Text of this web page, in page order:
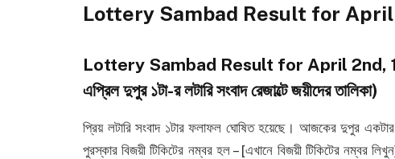
Lottery Sambad Result for
Lottery Sambad Result for April 2nd,
এপ্রিল দুপুর ১টা-র লটারি সংবাদ রেজাল্টে জয়ীদের তালিকা)
প্রিয় লটারি সংবাদ ১টার ফলাফল ঘোষিত হয়েছে। আজকের দুপুর একটার
পুরস্কার বিজয়ী টিকিটের নম্বর হল – [এখানে বিজয়ী টিকিটের নম্বর